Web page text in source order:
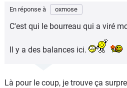
En réponse à oxmose
C'est qui le bourreau qui a viré
Il y a des balances ici.
Là pour le coup, je trouve ça